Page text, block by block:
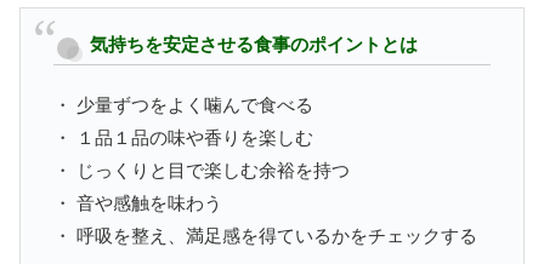
気持ちを安定させる食事のポイントとは
・ 少量ずつをよく噛んで食べる
・ １品１品の味や香りを楽しむ
・ じっくりと目で楽しむ余裕を持つ
・ 音や感触を味わう
・ 呼吸を整え、満足感を得ているかをチェックする